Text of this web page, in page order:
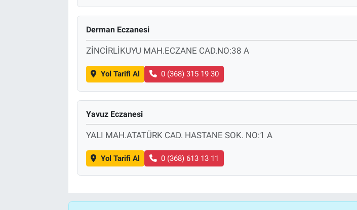
Derman Eczanesi
ZİNCİRLİKUYU MAH.ECZANE CAD.NO:38 A
Yol Tarifi Al 0 (368) 315 19 30
Yavuz Eczanesi
YALI MAH.ATATÜRK CAD. HASTANE SOK. NO:1 A
Yol Tarifi Al 0 (368) 613 13 11